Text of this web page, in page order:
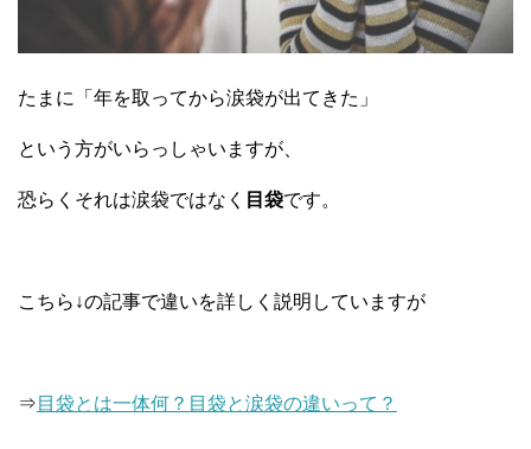
たまに「年を取ってから涙袋が出てきた」
という方がいらっしゃいますが、
恐らくそれは涙袋ではなく 目袋です。
こちら↓の記事で違いを詳しく説明していますが
⇒ 目袋とは一体何？目袋と涙袋の違いって？